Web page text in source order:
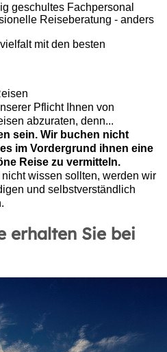
geschultes Fachpersonal
Reiseberatung - anders
mit den besten
Pflicht Ihnen von
abzuraten, denn...
sein. Wir buchen nicht
im Vordergrund ihnen eine
Reise zu vermitteln.
wissen sollten, werden wir
und selbstverständlich
erhalten Sie bei